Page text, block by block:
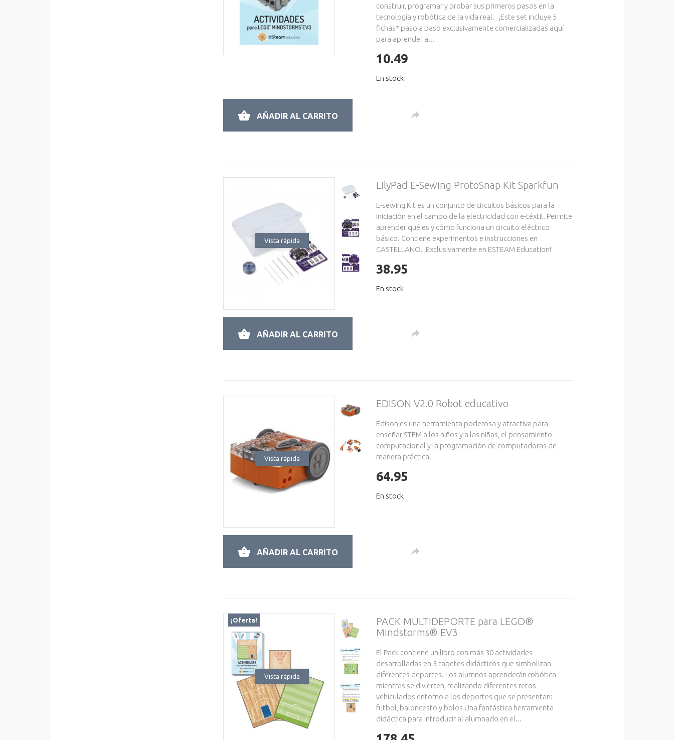
construir, programar y probar sus primeros pasos en la
tecnología y robótica de la vida real. ¡Este set incluye 5
fichas* paso a paso exclusivamente comercializadas aquí
para aprender a...
10.49
En stock
AÑADIR AL CARRITO
Vista rápida
LilyPad E-Sewing ProtoSnap Kit Sparkfun
E-sewing Kit es un conjunto de circuitos básicos para la
iniciación en el campo de la electricidad con e-téxtil. Permite
aprender qué es y cómo funciona un circuito eléctrico
básico. Contiene experimentos e instrucciones en
CASTELLANO. ¡Exclusivamente en ESTEAM Education!
38.95
En stock
AÑADIR AL CARRITO
Vista rápida
EDISON V2.0 Robot educativo
Edison es una herramienta poderosa y atractiva para
enseñar STEM a los niños y a las niñas, el pensamiento
computacional y la programación de computadoras de
manera práctica.
64.95
En stock
AÑADIR AL CARRITO
Vista rápida
¡Oferta!
PACK MULTIDEPORTE para LEGO®
Mindstorms® EV3
El Pack contiene un libro con más 30 actividades
desarrolladas en 3 tapetes didácticos que simbolizan
diferentes deportes. Los alumnos aprenderán robótica
mientras se divierten, realizando diferentes retos
vehiculados entorno a los deportes que se presentan:
futbol, baloncesto y bolos Una fantástica herramienta
didáctica para introducir al alumnado en el...